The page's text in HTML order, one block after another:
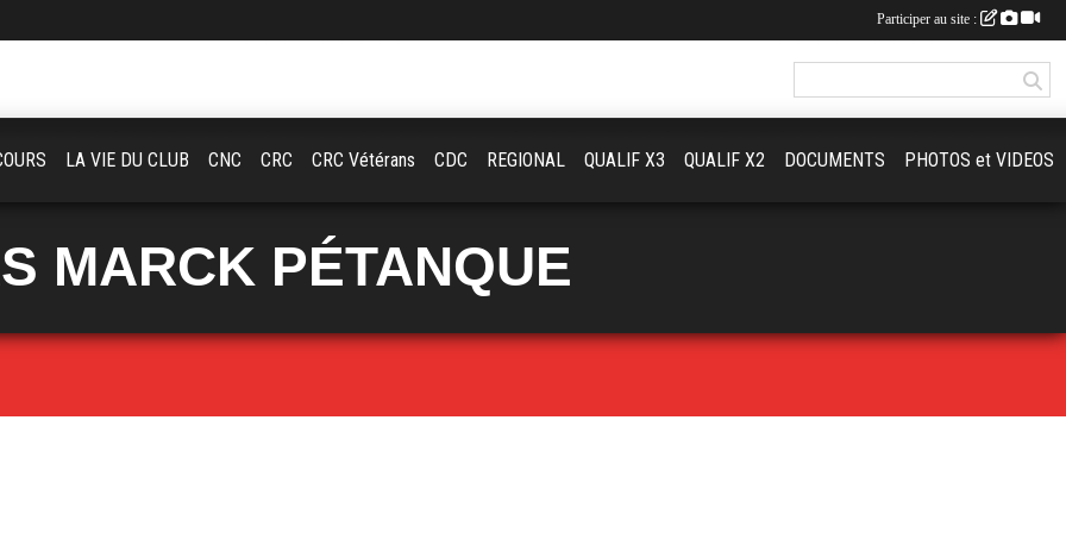
MARCK PÉTANQUE
LA VIE DU CLUB CNC CRC CRC Vétérans CDC REGIONAL QUALIF X3 QUALIF X2 DOCUMENTS PHOTOS et VIDEOS
Participer au site :